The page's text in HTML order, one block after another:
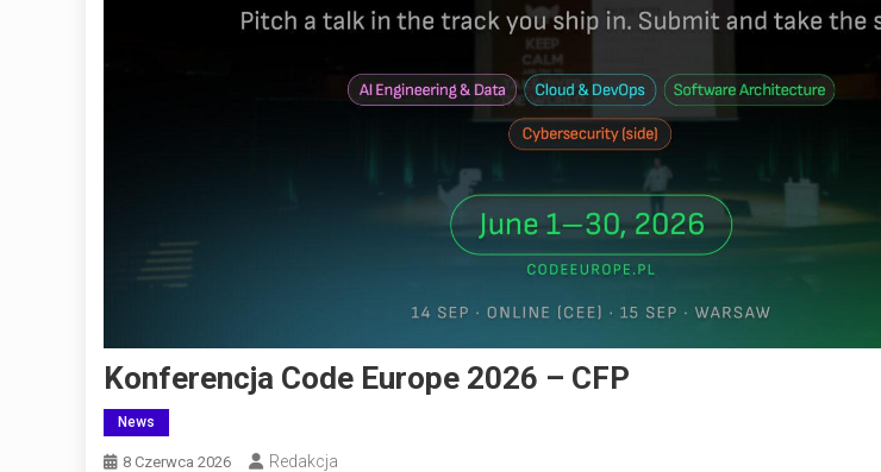
Konferencja Code Europe 2026 – CFP
News
8 Czerwca 2026 Redakcja